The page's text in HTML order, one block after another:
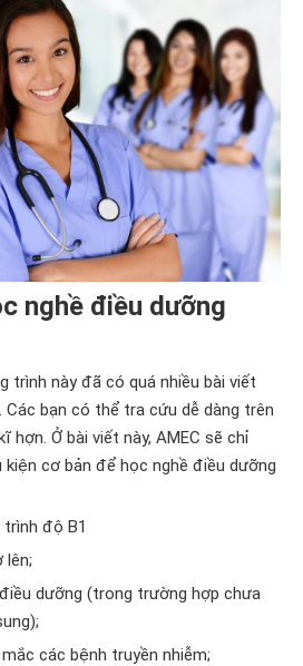
nghề điều dưỡng
trình này đã có quá nhiều bài viết
Các bạn có thể tra cứu dễ dàng trên
hợn. Ở bài viết này, AMEC sẽ chỉ
kiện cơ bản để học nghề điều dưỡng
độ B1
lên;
dưỡng (trong trường hợp chưa
các bệnh truyền nhiễm;